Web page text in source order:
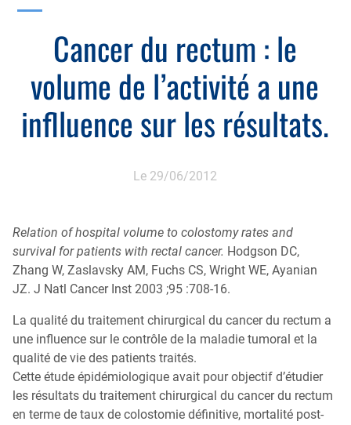
Cancer du rectum : le
volume de l’activité a une
inflluence sur les résultats.
Le 29/06/2012
Relation of hospital volume to colostomy rates and
survival for patients with rectal cancer. Hodgson DC,
Zhang W, Zaslavsky AM, Fuchs CS, Wright WE, Ayanian
JZ. J Natl Cancer Inst 2003 ;95 :708-16.
La qualité du traitement chirurgical du cancer du rectum a
une influence sur le contrôle de la maladie tumoral et la
qualité de vie des patients traités.
Cette étude épidémiologique avait pour objectif d’étudier
les résultats du traitement chirurgical du cancer du rectum
en terme de taux de colostomie définitive, mortalité post-
Gastro-pédiatrie
Hépatologie
MICI
Motricité
Cellule d’Aide à la Recherche Clinique
Juridique
Plateau technique
Estomac
Nutrition
Pancréas
Annuaire
Colobox
My MICI Book
Qu’est-ce que la coloscopie ?